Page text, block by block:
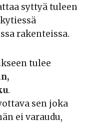
syttyä tuleen
rakenteissa.
tulee
.
sen joka
ei varaudu,